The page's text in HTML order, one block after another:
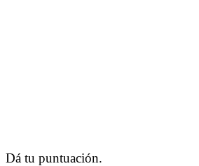
Dá tu puntuación.